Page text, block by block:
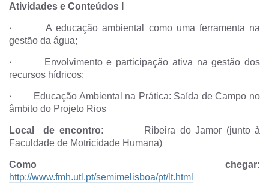
Atividades e Conteúdos I
·
A educação ambiental como uma ferramenta na
gestão da água;
·
Envolvimento e participação ativa na gestão dos
recursos hídricos;
·
Educação Ambiental na Prática: Saída de Campo no
âmbito do Projeto Rios
Local de encontro: Ribeira do Jamor (junto à
Faculdade de Motricidade Humana)
Como chegar:
http://www.fmh.utl.pt/semimelisboa/pt/lt.html